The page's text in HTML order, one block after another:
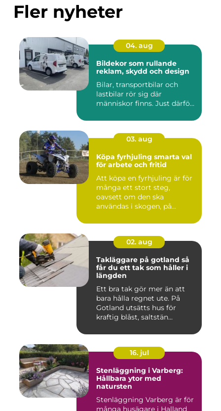
Fler nyheter
04. aug
Bildekor som rullande
reklam, skydd och design
Bilar, transportbilar och
lastbilar rör sig där
människor finns. Just därfö...
03. aug
Köpa fyrhjuling smarta val
för arbete och fritid
Att köpa en fyrhjuling är för
många ett stort steg,
oavsett om den ska
användas i skogen, på
02. aug
Takläggare på gotland så
får du ett tak som håller i
längden
Ett bra tak gör mer än att
bara hålla regnet ute. På
Gotland utsätts hus för
kraftig blåst, saltstän...
16. jul
Stenläggning i Varberg:
Hållbara ytor med
natursten
Stenläggning Varberg är för
många husägare i Halland